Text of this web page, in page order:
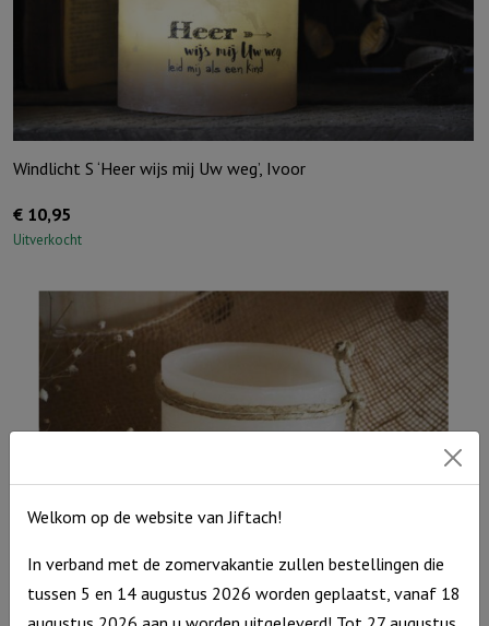
Windlicht S ‘Heer wijs mij Uw weg’, Ivoor
€ 10,95
Uitverkocht
Welkom op de website van Jiftach!
In verband met de zomervakantie zullen bestellingen die
tussen 5 en 14 augustus 2026 worden geplaatst, vanaf 18